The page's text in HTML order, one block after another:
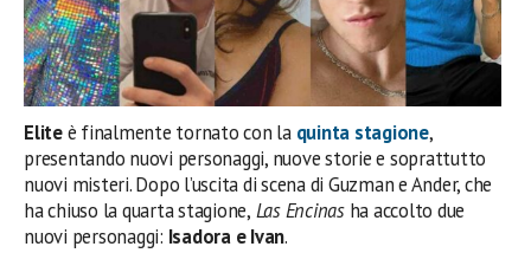
Eliteè finalmente tornato con la quinta stagione,
presentando nuovi personaggi, nuove storie e soprattutto
nuovi misteri. Dopo l’uscita di scena di Guzman e Ander, che
ha chiuso la quarta stagione, Las Encinas ha accolto due
nuovi personaggi: Isadora e Ivan.